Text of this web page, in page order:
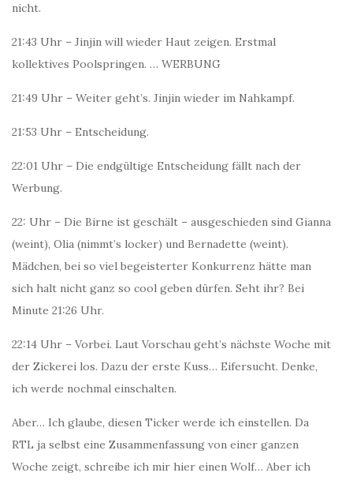
nicht.
21:43 Uhr – Jinjin will wieder Haut zeigen. Erstmal
kollektives Poolspringen. … WERBUNG
21:49 Uhr – Weiter geht’s. Jinjin wieder im Nahkampf.
21:53 Uhr – Entscheidung.
22:01 Uhr – Die endgültige Entscheidung fällt nach der
Werbung.
22: Uhr – Die Birne ist geschält – ausgeschieden sind Gianna
(weint), Olia (nimmt’s locker) und Bernadette (weint).
Mädchen, bei so viel begeisterter Konkurrenz hätte man
sich halt nicht ganz so cool geben dürfen. Seht ihr? Bei
Minute 21:26 Uhr.
22:14 Uhr – Vorbei. Laut Vorschau geht’s nächste Woche mit
der Zickerei los. Dazu der erste Kuss… Eifersucht. Denke,
ich werde nochmal einschalten.
Aber… Ich glaube, diesen Ticker werde ich einstellen. Da
RTL ja selbst eine Zusammenfassung von einer ganzen
Woche zeigt, schreibe ich mir hier einen Wolf… Aber ich